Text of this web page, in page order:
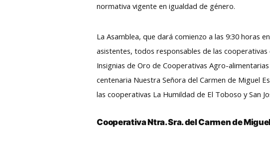
normativa vigente en igualdad de género.
La Asamblea, que dará comienzo a las 9:30 horas
asistentes, todos responsables de las
Insignias de Oro de Cooperativas Agro-
centenaria Nuestra Señora del Carmen de Miguel
las cooperativas La Humildad de El Toboso y San
Cooperativa Ntra. Sra. del Carmen de